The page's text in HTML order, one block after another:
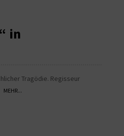
in
Tragödie. Regisseur
MEHR...